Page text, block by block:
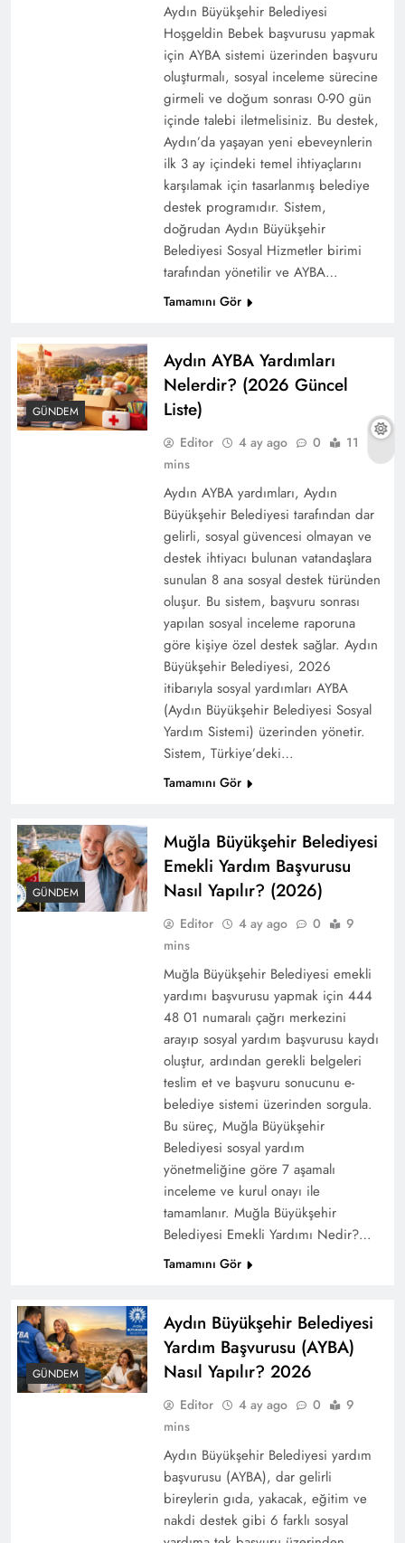
Muğla Büyükşehir Belediyesi Emekli Yardım
Başvurusu Nasıl Yapılır? (2026)
2025 Yılında Belediye Yardımı Başvurusu Nasıl
Yapılır?
Şartlı Eğitim Yardımı (SED) Nedir? Kimler
Alabilir? (2025 Rehberi)
2025 Çalışma ve Sosyal Güvenlik Bakanlığı
2025 Aile ve Sosyal Hizmetler Bakanlığı
İBB Anne Kart 2026: 150 Ücretsiz Geçiş
Kimlere Veriliyor, Nasıl Alınır?
Aydın Büyükşehir Belediyesi
Hoşgeldin Bebek başvurusu yapmak
için AYBA sistemi üzerinden başvuru
oluşturmalı, sosyal inceleme sürecine
girmeli ve doğum sonrası 0-90 gün
içinde talebi iletmelisiniz. Bu destek,
Aydın’da yaşayan yeni ebeveynlerin
ilk 3 ay içindeki temel ihtiyaçlarını
karşılamak için tasarlanmış belediye
destek programıdır. Sistem,
doğrudan Aydın Büyükşehir
Belediyesi Sosyal Hizmetler birimi
tarafından yönetilir ve AYBA…
Tamamını Gör
GÜNDEM
Aydın AYBA Yardımları
Nelerdir? (2026 Güncel
Liste)
Editor 4 ay ago 0
11
mins
Aydın AYBA yardımları, Aydın
Büyükşehir Belediyesi tarafından dar
gelirli, sosyal güvencesi olmayan ve
destek ihtiyacı bulunan vatandaşlara
sunulan 8 ana sosyal destek türünden
oluşur. Bu sistem, başvuru sonrası
yapılan sosyal inceleme raporuna
göre kişiye özel destek sağlar. Aydın
Büyükşehir Belediyesi, 2026
itibarıyla sosyal yardımları AYBA
(Aydın Büyükşehir Belediyesi Sosyal
Yardım Sistemi) üzerinden yönetir.
Sistem, Türkiye’deki…
Tamamını Gör
GÜNDEM
Muğla Büyükşehir Belediyesi
Emekli Yardım Başvurusu
Nasıl Yapılır? (2026)
Editor 4 ay ago 0
9
mins
Muğla Büyükşehir Belediyesi emekli
yardımı başvurusu yapmak için 444
48 01 numaralı çağrı merkezini
arayıp sosyal yardım başvurusu kaydı
oluştur, ardından gerekli belgeleri
teslim et ve başvuru sonucunu e-
belediye sistemi üzerinden sorgula.
Bu süreç, Muğla Büyükşehir
Belediyesi sosyal yardım
yönetmeliğine göre 7 aşamalı
inceleme ve kurul onayı ile
tamamlanır. Muğla Büyükşehir
Belediyesi Emekli Yardımı Nedir?…
Tamamını Gör
GÜNDEM
Aydın Büyükşehir Belediyesi
Yardım Başvurusu (AYBA)
Nasıl Yapılır? 2026
Editor 4 ay ago 0
9
mins
Aydın Büyükşehir Belediyesi yardım
başvurusu (AYBA), dar gelirli
bireylerin gıda, yakacak, eğitim ve
nakdi destek gibi 6 farklı sosyal